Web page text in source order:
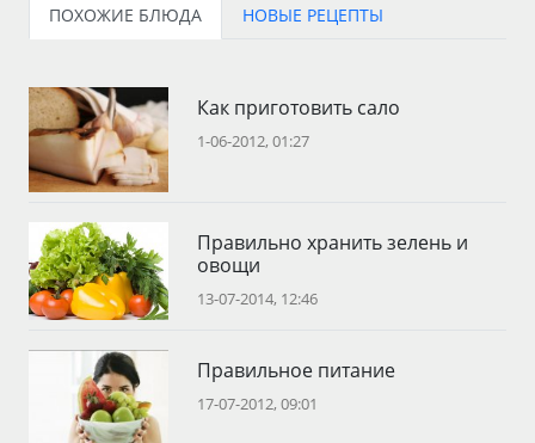
ПОХОЖИЕ БЛЮДА НОВЫЕ РЕЦЕПТЫ
Как приготовить сало
1-06-2012, 01:27
Правильно хранить зелень и
овощи
13-07-2014, 12:46
Правильное питание
17-07-2012, 09:01